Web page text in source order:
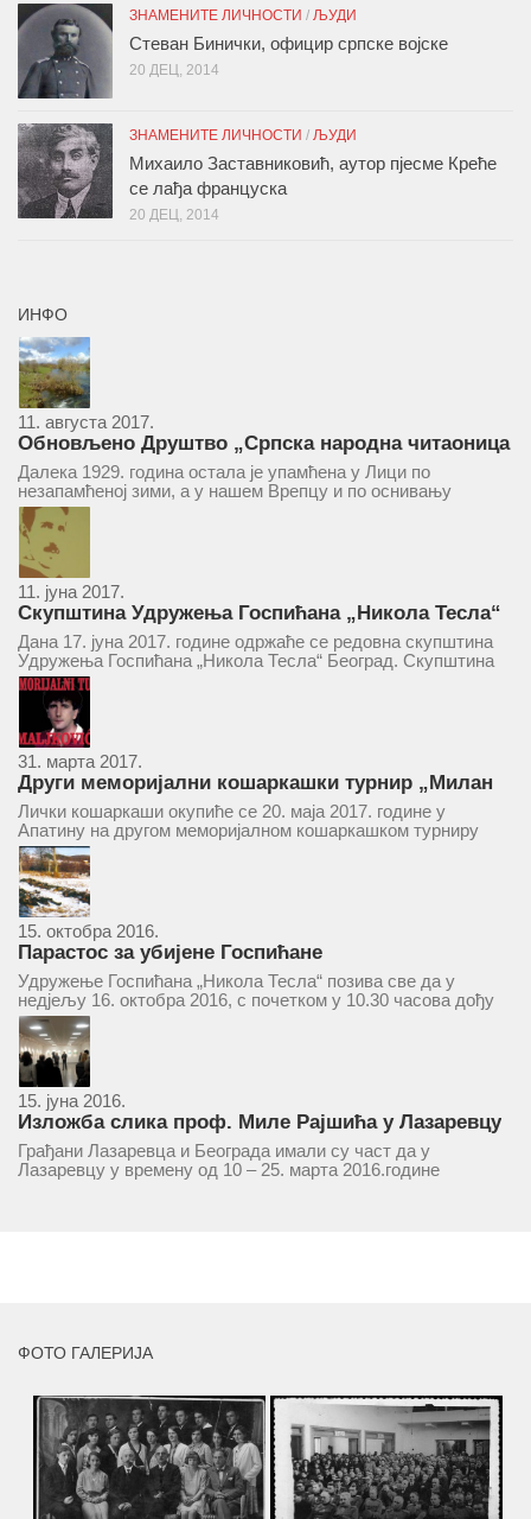
ЗНАМЕНИТЕ ЛИЧНОСТИ / ЉУДИ
Стеван Бинички, официр српске војске
20 ДЕЦ, 2014
ЗНАМЕНИТЕ ЛИЧНОСТИ / ЉУДИ
Михаило Заставниковић, аутор пјесме Креће
се лађа француска
20 ДЕЦ, 2014
ИНФО
11. августа 2017.
Обновљено Друштво „Српска народна читаоница
и књижница“ у Врепцу
Далека 1929. година остала је упамћена у Лици по
незапамћеној зими, а у нашем Врепцу и по оснивању
Друштва „Српска народна читаоница и књижница у
Врепцу“. Потакнути потребом за културним и духовним
уздизањем група...
11. јуна 2017.
Скупштина Удружења Госпићана „Никола Тесла“
у суботу 17. јуна 2017.
Дана 17. јуна 2017. године одржаће се редовна скупштина
Удружења Госпићана „Никола Тесла“ Београд. Скупштина
ће се одржати у простору ресторана „Тесла“, Савски трг бр.
9 Београд, у 11 часова. За Скупштину је предложен...
31. марта 2017.
Други меморијални кошаркашки турнир „Милан
Маљковић Маљак“ у Апатину 20. маја 2017.
Лички кошаркаши окупиће се 20. маја 2017. године у
Апатину на другом меморијалном кошаркашком турниру
„Милан Маљковић Маљак“. Као и прошле године,
учествоваће екипе Госпића, Личког Осика, Плашког, као и
комбинована екипа кошаркаша из...
15. октобра 2016.
Парастос за убијене Госпићане
Удружење Госпићана „Никола Тесла“ позива све да у
недјељу 16. октобра 2016, с почетком у 10.30 часова дођу
у цркву Светог оца Николаја у Борчи (Улица Вука Караџића
1), гдје ће бити служен парастос за...
15. јуна 2016.
Изложба слика проф. Миле Рајшића у Лазаревцу
Грађани Лазаревца и Београда имали су част да у
Лазаревцу у времену од 10 – 25. марта 2016.године
ФОТО ГАЛЕРИЈА